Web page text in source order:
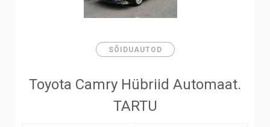
SÕIDUAUTOD
Toyota Camry Hübriid Automaat.
TARTU